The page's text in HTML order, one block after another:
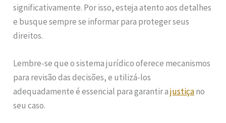
significativamente. Por isso, esteja atento aos detalhes
e busque sempre se informar para proteger seus
direitos.
Lembre-se que o sistema jurídico oferece mecanismos
para revisão das decisões, e utilizá-los
adequadamente é essencial para garantir ajustiçano
seu caso.